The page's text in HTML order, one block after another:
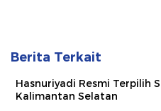
Berita Terkait
Hasnuriyadi Resmi Terpilih
Kalimantan Selatan